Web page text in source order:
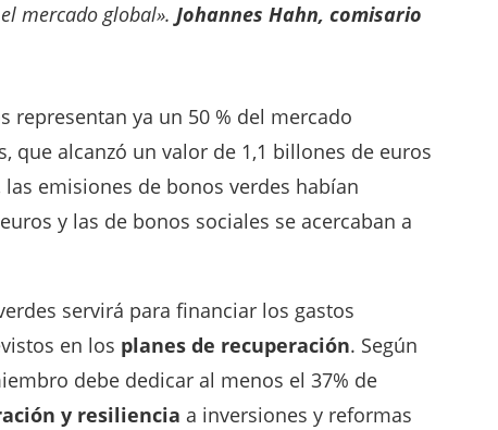
mercado global». Johannes Hahn, comisario
representan ya un 50 % del mercado
que alcanzó un valor de 1,1 billones de euros
las emisiones de bonos verdes habían
y las de bonos sociales se acercaban a
servirá para financiar los gastos
en los planes de recuperación. Según
debe dedicar al menos el 37% de
y resiliencia a inversiones y reformas